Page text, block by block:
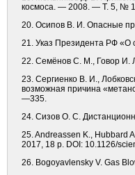
космоса. — 2008. — Т. 5, №
20. Осипов В. И. Опасные
21. Указ Президента РФ «О
22. Семёнов С. М., Говор И.
23. Сергиенко В. И.,
возможная причина
—335.
24. Сизов О. С.
25. Andreassen K., Hubbard
2017, 18 p. DOI: 10.1126/
26. Bogoyavlensky V. Gas